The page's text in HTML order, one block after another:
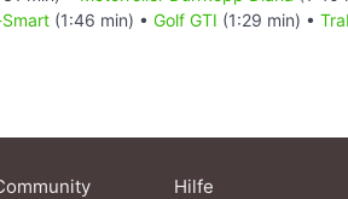
(1:46 min) • Golf GTI (1:29 min) •
Hilfe